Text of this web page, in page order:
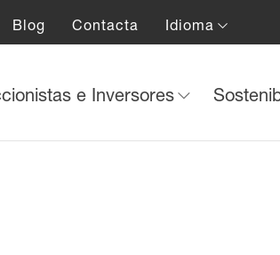
Blog Contacta Idioma
e Inversores